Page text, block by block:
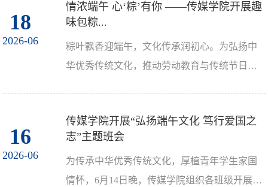
18
2026-06
情浓端午 心‘粽’有你 ——传媒学院开展趣
味包粽...
粽叶飘香迎端午，文化传承润初心。为弘扬中
华优秀传统文化，推动劳动教育与传统节日深
16
2026-06
传媒学院开展“弘扬端午文化 笃行爱国之
志”主题班会
为传承中华优秀传统文化，厚植青年学生家国
情怀，6月14日晚，传媒学院组织各班级开展